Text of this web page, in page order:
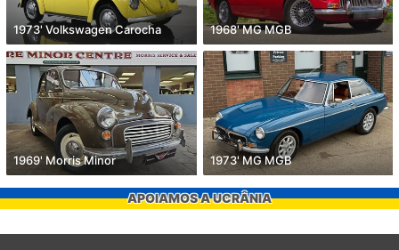
1973' Volkswagen Carocha 1968' MG MGB
1969' Morris Minor 1973' MG MGB
APOIAMOS A UCRÂNIA